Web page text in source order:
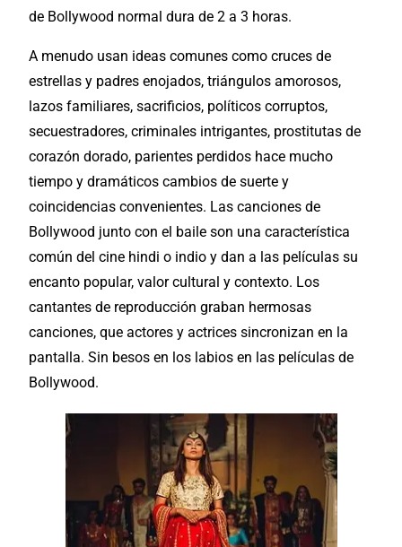
de Bollywood normal dura de 2 a 3 horas.
A menudo usan ideas comunes como cruces de
estrellas y padres enojados, triángulos amorosos,
lazos familiares, sacrificios, políticos corruptos,
secuestradores, criminales intrigantes, prostitutas de
corazón dorado, parientes perdidos hace mucho
tiempo y dramáticos cambios de suerte y
coincidencias convenientes. Las canciones de
Bollywood junto con el baile son una característica
común del cine hindi o indio y dan a las películas su
encanto popular, valor cultural y contexto. Los
cantantes de reproducción graban hermosas
canciones, que actores y actrices sincronizan en la
pantalla. Sin besos en los labios en las películas de
Bollywood.